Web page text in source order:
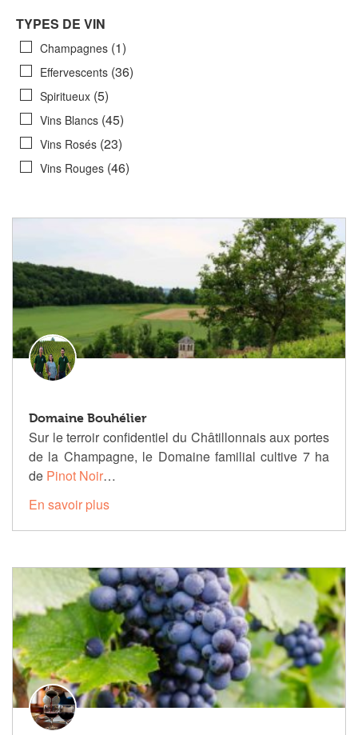
TYPES DE VIN
Champagnes (1)
Effervescents (36)
Spiritueux (5)
Vins Blancs (45)
Vins Rosés (23)
Vins Rouges (46)
Domaine Bouhélier
Sur le terroir confidentiel du Châtillonnais aux portes
de la Champagne, le Domaine familial cultive 7 ha
de Pinot Noir…
En savoir plus